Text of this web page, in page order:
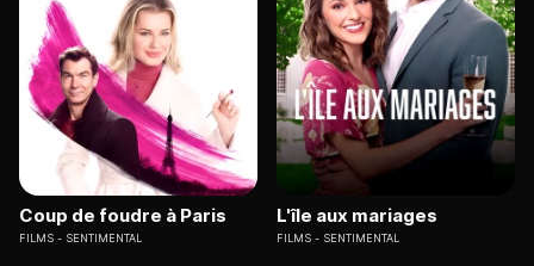
Coup de foudre à Paris
FILMS SENTIMENTAL
L'île aux mariages
FILMS SENTIMENTAL